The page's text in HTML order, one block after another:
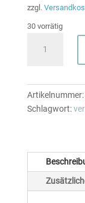
zzgl.
30 vorrätig
PERLWEISS,
10
Artikelnummer:
Schlagwort: